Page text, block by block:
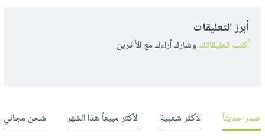
أبرز التعليقات
أكتب تعليقاتك وشارك أراءك مع الأخرين
صدر حديثاً الأكثر شعبية الأكثر مبيعاً هذا الشهر شحن مجاني